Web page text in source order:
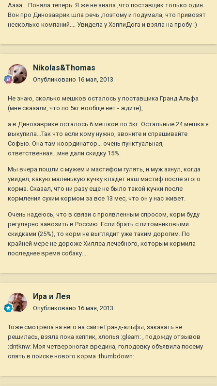
Аааа... Поняла теперь. Я же не знала ,что поставщик только один.
Вон про Динозаврик шла речь ,поэтому и подумала, что привозят
несколько компаний.... Увидела у ХэппиДога и взяла на пробу :)
Nikolas&Thomas
Опубликовано 16 мая, 2013
Не знаю, сколько мешков осталось у поставщика Гранд Альфа
(мне сказали, что по 5кг вообще нет - ждите),
а в Динозаврике осталось 6 мешков по 5кг. Остальные 24 мешка я
выкупила...Так что если кому нужно, звоните и спрашивайте
Софью. Она там координатор... очень пунктуальная,
ответственная...мне дали скидку 15%.
Мы вчера пошли с мужем и мастифом гулять, и муж ахнул, когда
увидел, какую маленькую кучку кладет наш мастиф после этого
корма. Сказал, что ни разу еще не было такой кучки после
кормления сухим кормом за все 13 мес, что он у нас живет.
Очень надеюсь, что в связи с проявленным спросом, корм буду
регулярно завозить в Россию. Если брать с питомниковыми
скидками (25%), то корм не выглядит уже таким дорогим. По
крайней мере не дороже Хиллса лечебного, которым кормила
последнее время собаку....
Ира и Лея
Опубликовано 16 мая, 2013
Тоже смотрела на него на сайте Гранд-альфы, заказать не
решилась, взяла пока хеппик, хлопья :gleam: , подожду отзывов
:dntknw: Моя четвероногая вредина, голодовку объявила посему
опять в поиске нового корма :thumbdown: